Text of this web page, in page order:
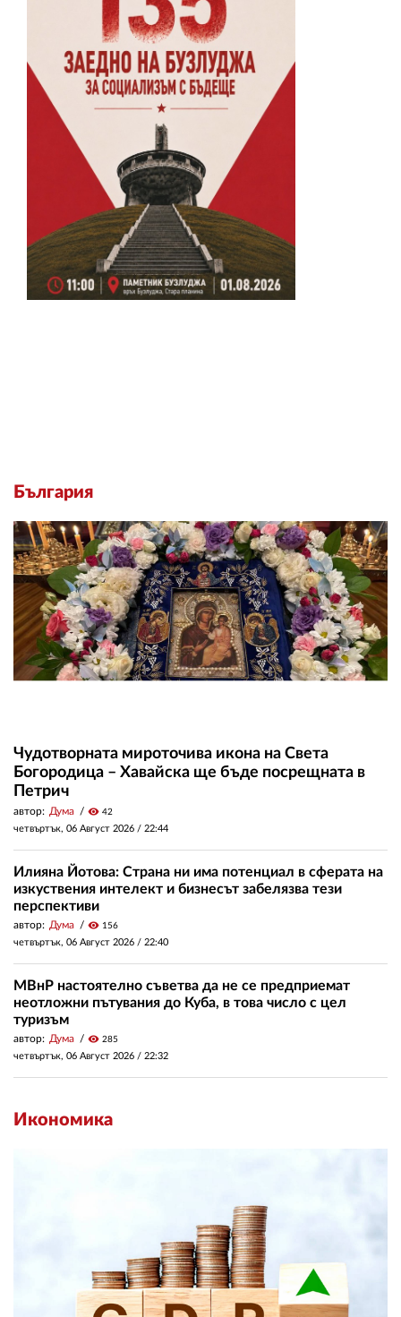
България
Чудотворната мироточива икона на Света
Богородица – Хавайска ще бъде посрещната в
Петрич
автор: Дума visibility 42
четвъртък, 06 Август 2026 / 22:44
Илияна Йотова: Страна ни има потенциал в сферата на
изкуствения интелект и бизнесът забелязва тези
перспективи
автор: Дума visibility 156
четвъртък, 06 Август 2026 / 22:40
МВнР настоятелно съветва да не се предприемат
неотложни пътувания до Куба, в това число с цел
туризъм
автор: Дума visibility 285
четвъртък, 06 Август 2026 / 22:32
Икономика